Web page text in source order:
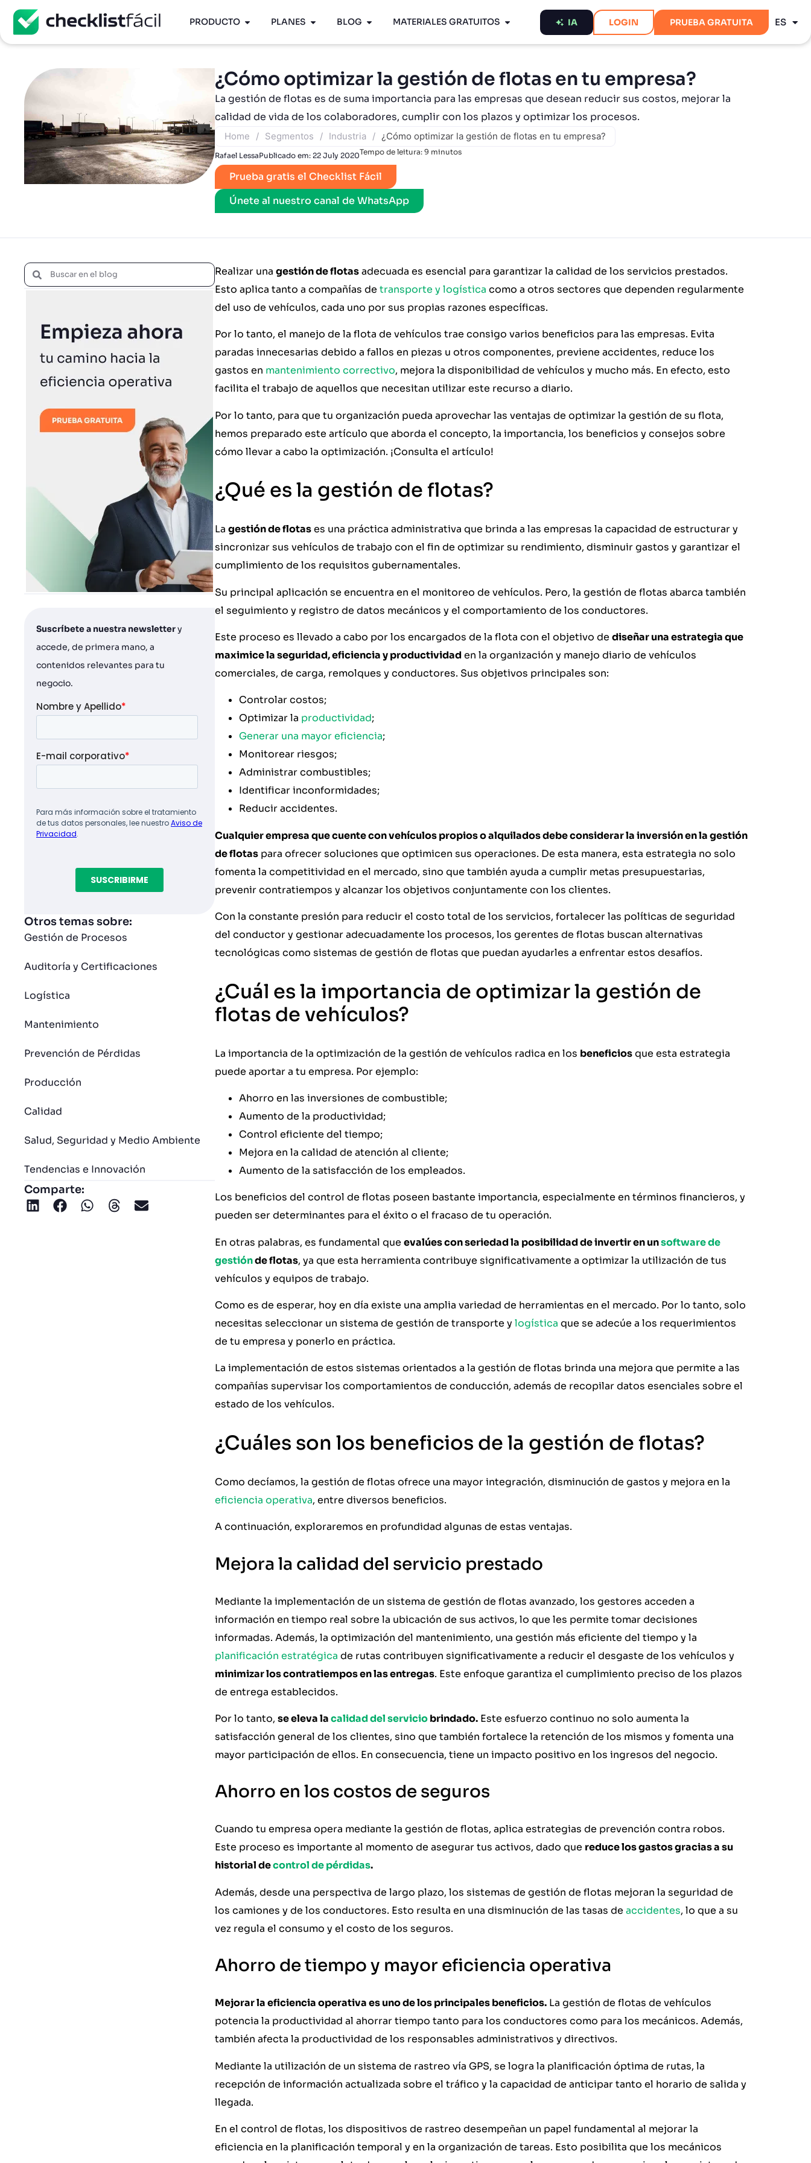
PRODUCTO PLANES BLOG MATERIALES GRATUITOS IA LOGIN PRUEBA GRATUITA ES
EN
¿Cómo optimizar la gestión de flotas en tu empresa?
La gestión de flotas es de suma importancia para las empresas que desean reducir sus costos, mejorar la
calidad de vida de los colaboradores, cumplir con los plazos y optimizar los procesos.
Home / Segmentos / Industria / ¿Cómo optimizar la gestión de flotas en tu empresa?
Rafael LessaPublicado em: 22 July 2020Tempo de leitura: 9 minutos
Prueba gratis el Checklist Fácil
Únete al nuestro canal de WhatsApp
Suscríbete a nuestra newslettery
accede, de primera mano, a
contenidos relevantes para tu
negocio.
Otros temas sobre:
Gestión de Procesos
Auditoría y Certificaciones
Logística
Mantenimiento
Prevención de Pérdidas
Producción
Calidad
Salud, Seguridad y Medio Ambiente
Tendencias e Innovación
Comparte:
Realizar una gestión de flotasadecuada es esencial para garantizar la calidad de los servicios prestados.
Esto aplica tanto a compañías de transporte y logística como a otros sectores que dependen regularmente
del uso de vehículos, cada uno por sus propias razones específicas.
Por lo tanto, el manejo de la flota de vehículos trae consigo varios beneficios para las empresas. Evita
paradas innecesarias debido a fallos en piezas u otros componentes, previene accidentes, reduce los
gastos en mantenimiento correctivo, mejora la disponibilidad de vehículos y mucho más. En efecto, esto
facilita el trabajo de aquellos que necesitan utilizar este recurso a diario.
Por lo tanto, para que tu organización pueda aprovechar las ventajas de optimizar la gestión de su flota,
hemos preparado este artículo que aborda el concepto, la importancia, los beneficios y consejos sobre
cómo llevar a cabo la optimización. ¡Consulta el artículo!
¿Qué es la gestión de flotas?
La gestión de flotases una práctica administrativa que brinda a las empresas la capacidad de estructurar y
sincronizar sus vehículos de trabajo con el fin de optimizar su rendimiento, disminuir gastos y garantizar el
cumplimiento de los requisitos gubernamentales.
Su principal aplicación se encuentra en el monitoreo de vehículos. Pero, la gestión de flotas abarca también
el seguimiento y registro de datos mecánicos y el comportamiento de los conductores.
Este proceso es llevado a cabo por los encargados de la flota con el objetivo de diseñar una estrategia que
maximice la seguridad, eficiencia y productividaden la organización y manejo diario de vehículos
comerciales, de carga, remolques y conductores. Sus objetivos principales son:
Controlar costos;
Optimizar la productividad;
Generar una mayor eficiencia;
Monitorear riesgos;
Administrar combustibles;
Identificar inconformidades;
Reducir accidentes.
Cualquier empresa que cuente con vehículos propios o alquilados debe considerar la inversión en la gestión
de flotas para ofrecer soluciones que optimicen sus operaciones. De esta manera, esta estrategia no solo
fomenta la competitividad en el mercado, sino que también ayuda a cumplir metas presupuestarias,
prevenir contratiempos y alcanzar los objetivos conjuntamente con los clientes.
Con la constante presión para reducir el costo total de los servicios, fortalecer las políticas de seguridad
del conductor y gestionar adecuadamente los procesos, los gerentes de flotas buscan alternativas
tecnológicas como sistemas de gestión de flotas que puedan ayudarles a enfrentar estos desafíos.
¿Cuál es la importancia de optimizar la gestión de
flotas de vehículos?
La importancia de la optimización de la gestión de vehículos radica en los beneficiosque esta estrategia
puede aportar a tu empresa. Por ejemplo:
Ahorro en las inversiones de combustible;
Aumento de la productividad;
Control eficiente del tiempo;
Mejora en la calidad de atención al cliente;
Aumento de la satisfacción de los empleados.
Los beneficios del control de flotas poseen bastante importancia, especialmente en términos financieros, y
pueden ser determinantes para el éxito o el fracaso de tu operación.
En otras palabras, es fundamental que evalúes con seriedad la posibilidad de invertir en unsoftware de
gestiónde flotas, ya que esta herramienta contribuye significativamente a optimizar la utilización de tus
vehículos y equipos de trabajo.
Como es de esperar, hoy en día existe una amplia variedad de herramientas en el mercado. Por lo tanto, solo
necesitas seleccionar un sistema de gestión de transporte ylogística que se adecúe a los requerimientos
de tu empresa y ponerlo en práctica.
La implementación de estos sistemas orientados a la gestión de flotas brinda una mejora que permite a las
compañías supervisar los comportamientos de conducción, además de recopilar datos esenciales sobre el
estado de los vehículos.
¿Cuáles son los beneficios de la gestión de flotas?
Como decíamos, la gestión de flotas ofrece una mayor integración, disminución de gastos y mejora en la
eficiencia operativa, entre diversos beneficios.
A continuación, exploraremos en profundidad algunas de estas ventajas.
Mejora la calidad del servicio prestado
Mediante la implementación de un sistema de gestión de flotas avanzado, los gestores acceden a
información en tiempo real sobre la ubicación de sus activos, lo que les permite tomar decisiones
informadas. Además, la optimización del mantenimiento, una gestión más eficiente del tiempo y la
planificación estratégica de rutas contribuyen significativamente a reducir el desgaste de los vehículos y
minimizar los contratiempos en las entregas. Este enfoque garantiza el cumplimiento preciso de los plazos
de entrega establecidos.
Por lo tanto, se eleva lacalidad del serviciobrindado. Este esfuerzo continuo no solo aumenta la
satisfacción general de los clientes, sino que también fortalece la retención de los mismos y fomenta una
mayor participación de ellos. En consecuencia, tiene un impacto positivo en los ingresos del negocio.
Ahorro en los costos de seguros
Cuando tu empresa opera mediante la gestión de flotas, aplica estrategias de prevención contra robos.
Este proceso es importante al momento de asegurar tus activos, dado que reduce los gastos gracias a su
historial decontrol de pérdidas.
Además, desde una perspectiva de largo plazo, los sistemas de gestión de flotas mejoran la seguridad de
los camiones y de los conductores. Esto resulta en una disminución de las tasas de accidentes, lo que a su
vez regula el consumo y el costo de los seguros.
Ahorro de tiempo y mayor eficiencia operativa
Mejorar la eficiencia operativa es uno de los principales beneficios. La gestión de flotas de vehículos
potencia la productividad al ahorrar tiempo tanto para los conductores como para los mecánicos. Además,
también afecta la productividad de los responsables administrativos y directivos.
Mediante la utilización de un sistema de rastreo vía GPS, se logra la planificación óptima de rutas, la
recepción de información actualizada sobre el tráfico y la capacidad de anticipar tanto el horario de salida y
llegada.
En el control de flotas, los dispositivos de rastreo desempeñan un papel fundamental al mejorar la
eficiencia en la planificación temporal y en la organización de tareas. Esto posibilita que los mecánicos